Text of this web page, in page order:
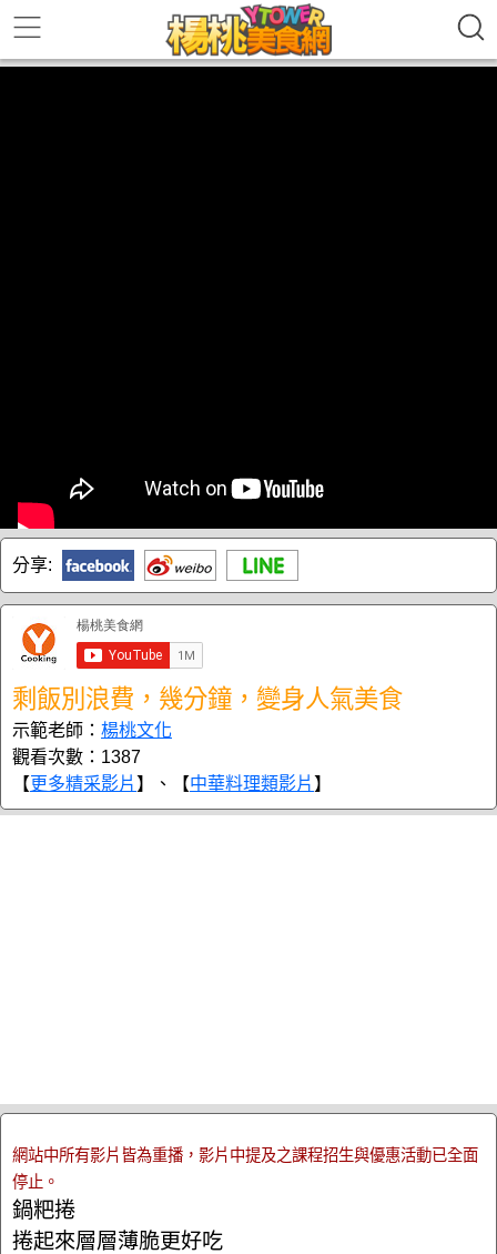
分享:
剩飯別浪費，幾分鐘，變身人氣美食
示範老師： 楊桃文化
觀看次數：1387
【更多精采影片 】、【中華料理類影片 】
網站中所有影片皆為重播，影片中提及之課程招生與優惠活動已全面
停止。
鍋粑捲
捲起來層層薄脆更好吃